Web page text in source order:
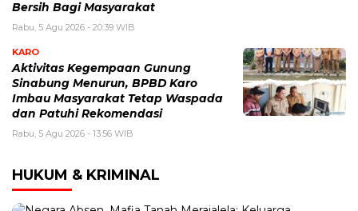
Bersih Bagi Masyarakat
Rabu, 5 Agu 2026 - 20:39 WIB
KARO
Aktivitas Kegempaan Gunung
Sinabung Menurun, BPBD Karo
Imbau Masyarakat Tetap Waspada
dan Patuhi Rekomendasi
Rabu, 5 Agu 2026 - 13:56 WIB
HUKUM & KRIMINAL